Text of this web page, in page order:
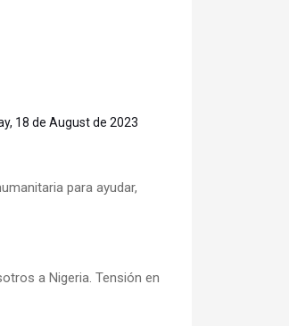
18 de August de 2023
para ayudar,
a Nigeria. Tensión en